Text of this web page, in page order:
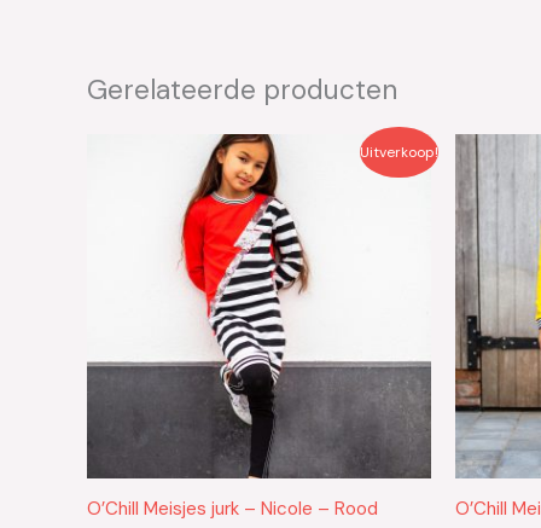
Gerelateerde producten
Uitverkoop!
O’Chill Meisjes jurk – Nicole – Rood
Oorspronkelijke
€39.95.
Huidige
prijs
is:
€20.00.
O’Chill